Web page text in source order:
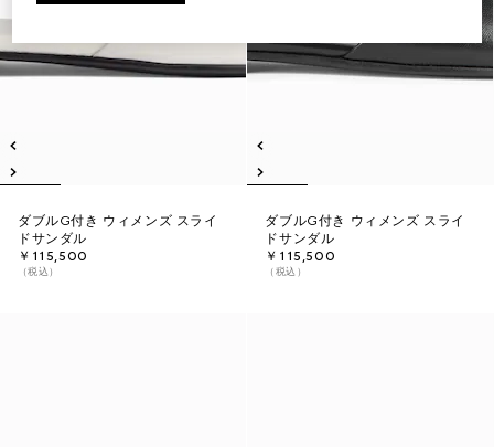
ダブルG付き ウィメンズ スライ
ドサンダル
￥115,500
（税込）
ダブルG付き ウィメンズ スライ
ドサンダル
￥115,500
（税込）